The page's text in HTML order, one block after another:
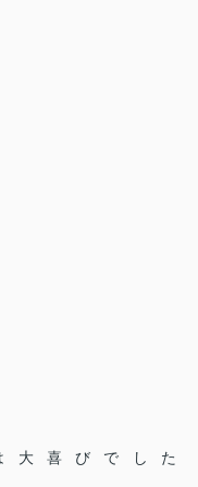
大喜びでした